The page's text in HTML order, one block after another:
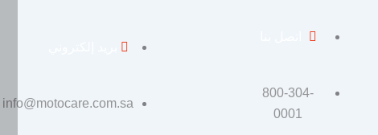
800-304-
0001
info@motocare.com.sa